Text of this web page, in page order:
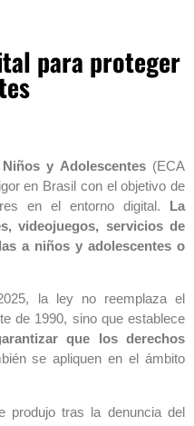
para proteger
y Adolescentes (ECA
en Brasil con el objetivo de
en el entorno digital. La
videojuegos, servicios de
a niños y adolescentes o
la ley no reemplaza el
de 1990, sino que establece
que los derechos
se apliquen en el ámbito
produjo tras la denuncia del